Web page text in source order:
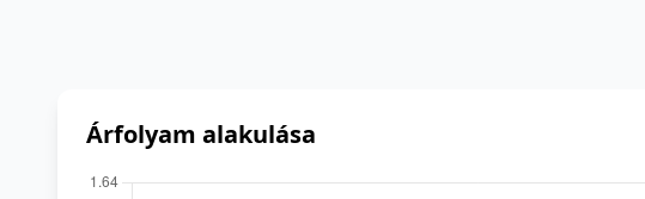
Árfolyam alakulása